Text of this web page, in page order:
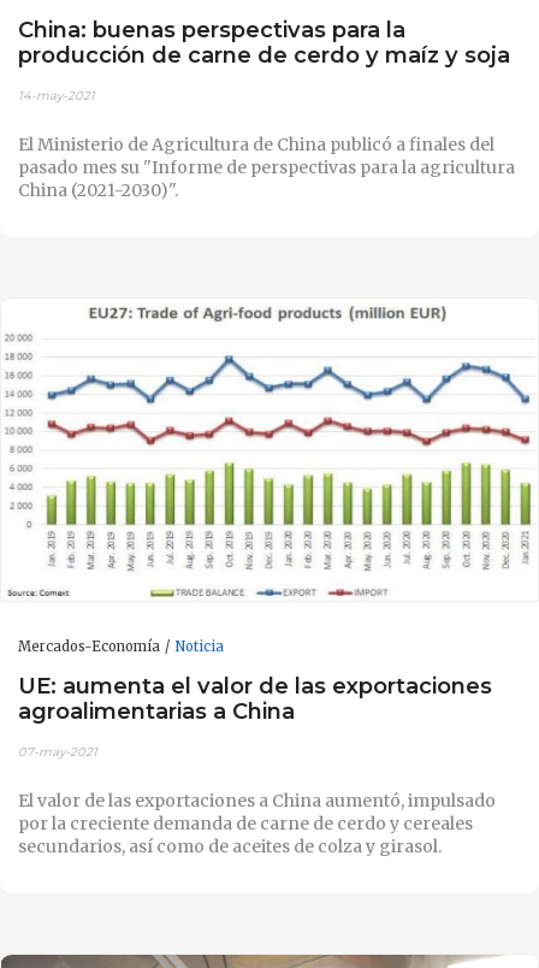
China: buenas perspectivas para la
producción de carne de cerdo y maíz y soja
14-may-2021
El Ministerio de Agricultura de China publicó a finales del
pasado mes su "Informe de perspectivas para la agricultura
China (2021-2030)".
Mercados-Economía Noticia
UE: aumenta el valor de las exportaciones
agroalimentarias a China
07-may-2021
El valor de las exportaciones a China aumentó, impulsado
por la creciente demanda de carne de cerdo y cereales
secundarios, así como de aceites de colza y girasol.